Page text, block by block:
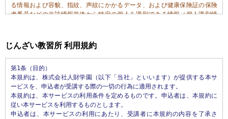
る情報および容貌、指紋、声紋にかかるデータ、および健康保険証の保険
者番号などの当該情報単体から特定の個人を識別できる情報（個人識別情
第2条（個人情報の収集方法）
当社は、ユーザが利用登録をする際に氏名、生年月日、住所、電話番号、
メールアドレス、銀行口座番号、運転免許証番号などの個人情報をお尋ね
することがあります。また、ユーザと提携先などとの間でなされたユーザ
の個人情報を含む取引記録や決済に関する情報を,当社の提携先（情報提供
元、広告主、広告配信先などを含みます。以下、｢提携先｣といいます。）
などから収集することがあります。
第3条（個人情報を収集・利用する目的）
じんざい教習所 利用規約
第1条（目的）
本規約は、株式会社人財学園（以下「当社」といいます）が提供する本サ
ービスを、申込者が受講する際の一切の行為に適用されます。
本規約は、本サービスの利用条件を定めるものです。申込者は、本規約に
従い本サービスを利用するものとします。
申込者は、本サービスの利用にあたり、受講者に本規約の内容を了承さ